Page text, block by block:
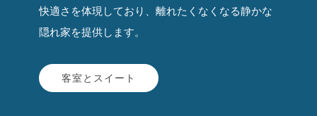
快適さを体現しており、離れたくなくなる静かな
隠れ家を提供します。
客室とスイート